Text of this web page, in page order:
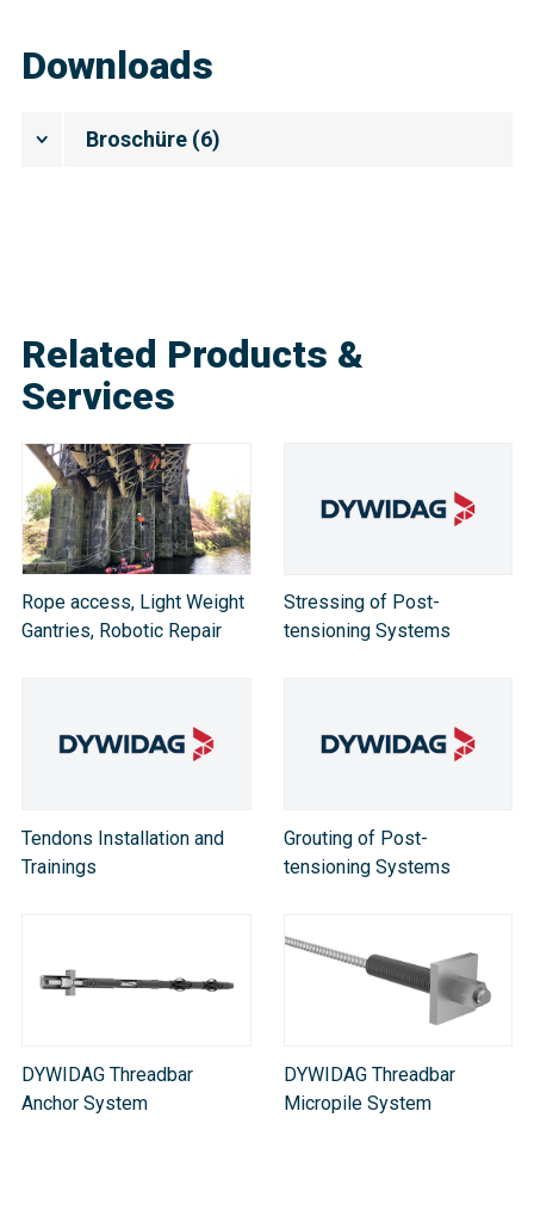
Downloads
Broschüre (6)
Related Products &
Services
Rope access, Light Weight
Gantries, Robotic Repair
Stressing of Post-
tensioning Systems
Tendons Installation and
Trainings
Grouting of Post-
tensioning Systems
DYWIDAG Threadbar
Anchor System
DYWIDAG Threadbar
Micropile System